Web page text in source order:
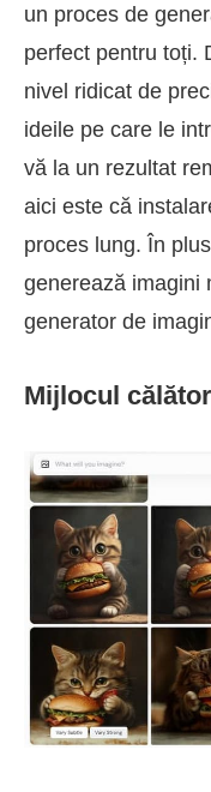
un proces de
perfect pentru toți.
nivel ridicat de
ideile pe care le
vă la un rezultat
aici este că
proces lung. În
generează imagini
generator de
Mijlocul